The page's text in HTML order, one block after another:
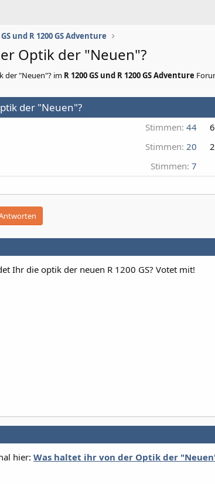
GS und R 1200 GS Adventure
Optik der "Neuen"?
der "Neuen"? im R 1200 GS und R 1200 GS Adventure
der "Neuen"?
Stimmen: 44
Stimmen: 20
Stimmen: 7
Ihr die optik der neuen R 1200 GS? Votet mit!
hier: Was haltet ihr von der Optik der